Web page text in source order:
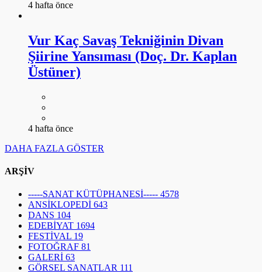
4 hafta önce
Vur Kaç Savaş Tekniğinin Divan
Şiirine Yansıması (Doç. Dr. Kaplan
Üstüner)
4 hafta önce
DAHA FAZLA GÖSTER
ARŞİV
-----SANAT KÜTÜPHANESİ----- 4578
ANSİKLOPEDİ 643
DANS 104
EDEBİYAT 1694
FESTİVAL 19
FOTOĞRAF 81
GALERİ 63
GÖRSEL SANATLAR 111